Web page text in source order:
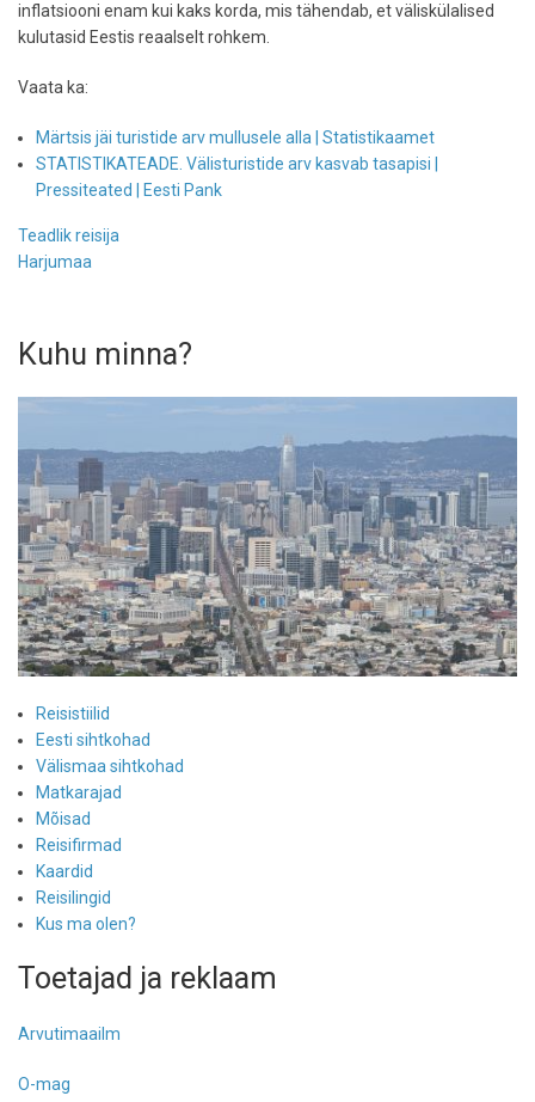
inflatsiooni enam kui kaks korda, mis tähendab, et väliskülalised
kulutasid Eestis reaalselt rohkem.
Vaata ka:
Märtsis jäi turistide arv mullusele alla | Statistikaamet
STATISTIKATEADE. Välisturistide arv kasvab tasapisi |
Pressiteated | Eesti Pank
Teadlik reisija
Harjumaa
Kuhu minna?
Reisistiilid
Eesti sihtkohad
Välismaa sihtkohad
Matkarajad
Mõisad
Reisifirmad
Kaardid
Reisilingid
Kus ma olen?
Toetajad ja reklaam
Arvutimaailm
O-mag